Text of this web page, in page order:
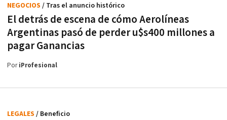
El detrás de escena de cómo Aerolíneas
Argentinas pasó de perder u$s400 millones a
pagar Ganancias
NEGOCIOS / Tras el anuncio histórico
PoriProfesional
LEGALES / Beneficio